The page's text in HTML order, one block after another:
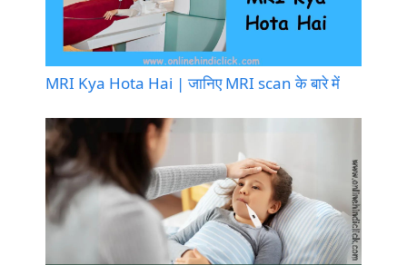
MRI Kya Hota Hai | जानिए MRI scan के बारे में